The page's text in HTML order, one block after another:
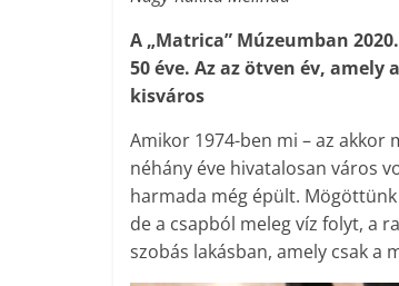
A „Matrica” Múzeumban
50 éve. Az az ötven év,
kisváros
Amikor 1974-ben mi – az akkor
néhány éve hivatalosan város
harmada még épült.
de a csapból meleg víz folyt, a
szobás lakásban, amely csak a